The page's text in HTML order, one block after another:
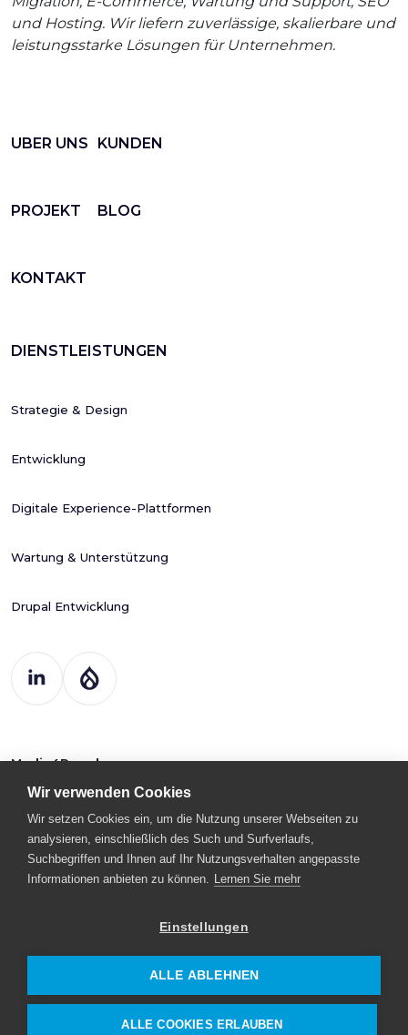
und Hosting. Wir liefern zuverlässige, skalierbare und
leistungsstarke Lösungen für Unternehmen.
UBER UNS KUNDEN
PROJEKT BLOG
KONTAKT
DIENSTLEISTUNGEN
Strategie & Design
Entwicklung
Digitale Experience-Plattformen
Wartung & Unterstützung
Drupal Entwicklung
Media4People
64283 Darmstadt
Deutschland
kontakt@drupart.de
+49 (0) 6151 – 492 70 23
Kommunikationssicherheit, Cybersicherheit
Wir verwenden Cookies
Wir setzen Cookies ein, um die Nutzung unserer Webseiten zu
analysieren, einschließlich des Such und Surfverlaufs,
Suchbegriffen und Ihnen auf Ihr Nutzungsverhalten angepasste
Informationen anbieten zu können. Lernen Sie mehr
Einstellungen
ALLE ABLEHNEN
ALLE COOKIES ERLAUBEN